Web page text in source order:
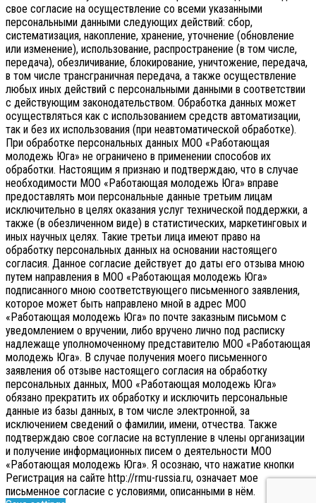
свое согласие на осуществление со всеми указанными
персональными данными следующих действий: сбор,
систематизация, накопление, хранение, уточнение (обновление
или изменение), использование, распространение (в том числе,
передача), обезличивание, блокирование, уничтожение, передача,
в том числе трансграничная передача, а также осуществление
любых иных действий с персональными данными в соответствии
с действующим законодательством. Обработка данных может
осуществляться как с использованием средств автоматизации,
так и без их использования (при неавтоматической обработке).
При обработке персональных данных МОО «Работающая
молодежь Юга» не ограничено в применении способов их
обработки. Настоящим я признаю и подтверждаю, что в случае
необходимости МОО «Работающая молодежь Юга» вправе
предоставлять мои персональные данные третьим лицам
исключительно в целях оказания услуг технической поддержки, а
также (в обезличенном виде) в статистических, маркетинговых и
иных научных целях. Такие третьи лица имеют право на
обработку персональных данных на основании настоящего
согласия. Данное согласие действует до даты его отзыва мною
путем направления в МОО «Работающая молодежь Юга»
подписанного мною соответствующего письменного заявления,
которое может быть направлено мной в адрес МОО
«Работающая молодежь Юга» по почте заказным письмом с
уведомлением о вручении, либо вручено лично под расписку
надлежаще уполномоченному представителю МОО «Работающая
молодежь Юга». В случае получения моего письменного
заявления об отзыве настоящего согласия на обработку
персональных данных, МОО «Работающая молодежь Юга»
обязано прекратить их обработку и исключить персональные
данные из базы данных, в том числе электронной, за
исключением сведений о фамилии, имени, отчества. Также
подтверждаю свое согласие на вступление в члены организации
и получение информационных писем о деятельности МОО
«Работающая молодежь Юга». Я осознаю, что нажатие кнопки
Регистрация на сайте http://rmu-russia.ru, означает мое
письменное согласие с условиями, описанными в нём.